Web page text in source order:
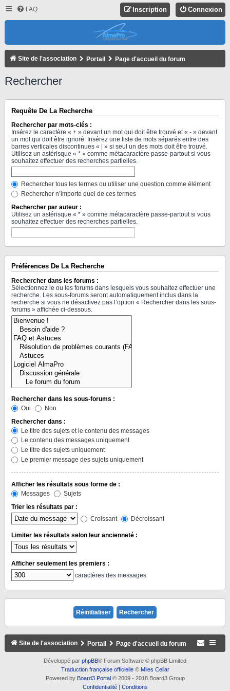
FAQ Connexion
Inscription
Site de l'association Portail Page d'accueil du forum
Rechercher
Requête De La Recherche
Rechercher par mots-clés :
Insérez le caractère « + » devant un mot qui doit être trouvé et « - » devant
un mot qui doit être ignoré. Insérez une liste de mots séparés entre des
barres verticales discontinues « | » si seul un des mots doit être trouvé.
Utilisez un astérisque « * » comme métacaractère passe-partout si vous
souhaitez effectuer des recherches partielles.
Rechercher tous les termes ou utiliser une question comme élément
Rechercher n’importe quel de ces termes
Rechercher par auteur :
Utilisez un astérisque « * » comme métacaractère passe-partout si vous
souhaitez effectuer des recherches partielles.
Préférences De La Recherche
Rechercher dans les forums :
Sélectionnez le ou les forums dans lesquels vous souhaitez effectuer une
recherche. Les sous-forums seront automatiquement inclus dans la
recherche si vous ne désactivez pas l’option « Rechercher dans les sous-
forums » affichée ci-dessous.
Rechercher dans les sous-forums :
Oui
Non
Rechercher dans :
Le titre des sujets et le contenu des messages
Le contenu des messages uniquement
Le titre des sujets uniquement
Le premier message des sujets uniquement
Afficher les résultats sous forme de :
Messages
Sujets
Trier les résultats par :
Croissant
Décroissant
Limiter les résultats selon leur ancienneté :
Afficher seulement les premiers :
caractères des messages
Site de l'association Portail Page d'accueil du forum
Développé par phpBB® Forum Software © phpBB Limited
Traduction française officielle© Miles Cellar
Powered by Board3 Portal© 2009 - 2018 Board3 Group
Confidentialité| Conditions